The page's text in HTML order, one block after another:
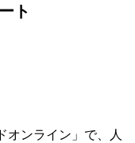
ト
オンライン」で、人